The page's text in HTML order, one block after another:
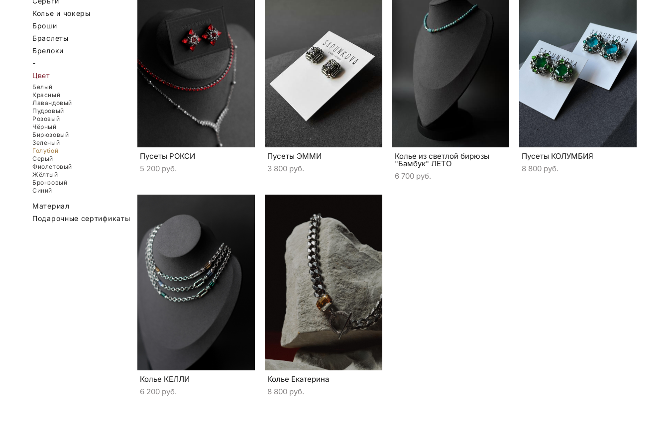
Колье и чокеры
Броши
Браслеты
Брелоки
-
Цвет
Белый
Красный
Лавандовый
Пудровый
Розовый
Чёрный
Бирюзовый
Зеленый
Голубой
Серый
Фиолетовый
Жёлтый
Бронзовый
Синий
Материал
Подарочные сертификаты
Пусеты РОКСИ
5 200 pуб.
Пусеты ЭММИ
3 800 pуб.
Колье из светлой бирюзы
"Бамбук" ЛЕТО
6 700 pуб.
Пусеты КОЛУМБИЯ
8 800 pуб.
Колье КЕЛЛИ
6 200 pуб.
Колье Екатерина
8 800 pуб.